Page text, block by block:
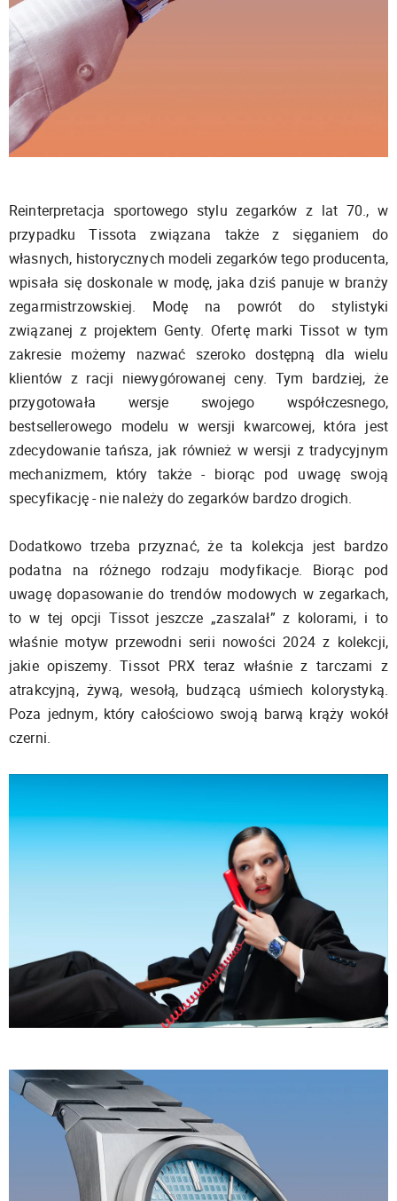
Reinterpretacja sportowego stylu zegarków z lat 70., w
przypadku Tissota związana także z sięganiem do
własnych, historycznych modeli zegarków tego producenta,
wpisała się doskonale w modę, jaka dziś panuje w branży
zegarmistrzowskiej. Modę na powrót do stylistyki
związanej z projektem Genty. Ofertę marki Tissot w tym
zakresie możemy nazwać szeroko dostępną dla wielu
klientów z racji niewygórowanej ceny. Tym bardziej, że
przygotowała wersje swojego współczesnego,
bestsellerowego modelu w wersji kwarcowej, która jest
zdecydowanie tańsza, jak również w wersji z tradycyjnym
mechanizmem, który także - biorąc pod uwagę swoją
specyfikację - nie należy do zegarków bardzo drogich.
Dodatkowo trzeba przyznać, że ta kolekcja jest bardzo
podatna na różnego rodzaju modyfikacje. Biorąc pod
uwagę dopasowanie do trendów modowych w zegarkach,
to w tej opcji Tissot jeszcze „zaszalał” z kolorami, i to
właśnie motyw przewodni serii nowości 2024 z kolekcji,
jakie opiszemy. Tissot PRX teraz właśnie z tarczami z
atrakcyjną, żywą, wesołą, budzącą uśmiech kolorystyką.
Poza jednym, który całościowo swoją barwą krąży wokół
czerni.